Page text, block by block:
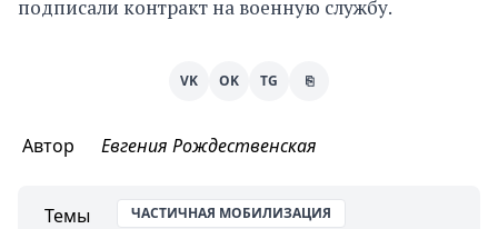
подписали контракт на военную службу.
VK OK TG ⎘
Автор Евгения Рождественская
Темы ЧАСТИЧНАЯ МОБИЛИЗАЦИЯ